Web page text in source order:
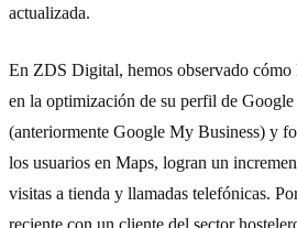
actualizada.
En ZDS Digital, hemos observado cómo
en la optimización de su perfil de
(anteriormente Google My Business) y
los usuarios en Maps, logran un
visitas a tienda y llamadas telefónicas.
reciente con un cliente del sector